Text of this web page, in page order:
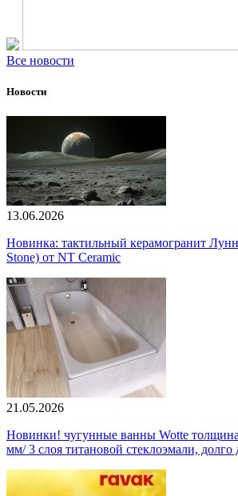
Все новости
Новости
13.06.2026
Новинка: тактильный керамогранит
Stone) от NT Ceramic
21.05.2026
Новинки! чугунные ванны Wotte
мм/ 3 слоя титановой стеклоэмали, долго